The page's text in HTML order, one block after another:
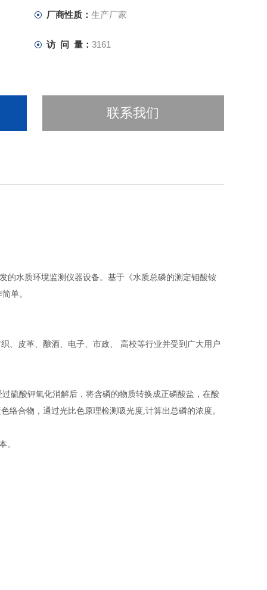
厂商性质： 生产厂家
访 问 量： 3161
联系我们
的水质环境监测仪器设备。基于《水质总磷的测定钼酸铵
单。
、皮革、酿酒、电子、市政、 高校等行业并受到广大用户
过硫酸钾氧化消解后，将含磷的物质转换成正磷酸盐，在酸
络合物，通过光比色原理检测吸光度,计算出总磷的浓度。
。